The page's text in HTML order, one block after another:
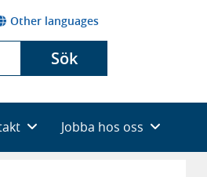
Other languages
Sök
Jobba hos oss